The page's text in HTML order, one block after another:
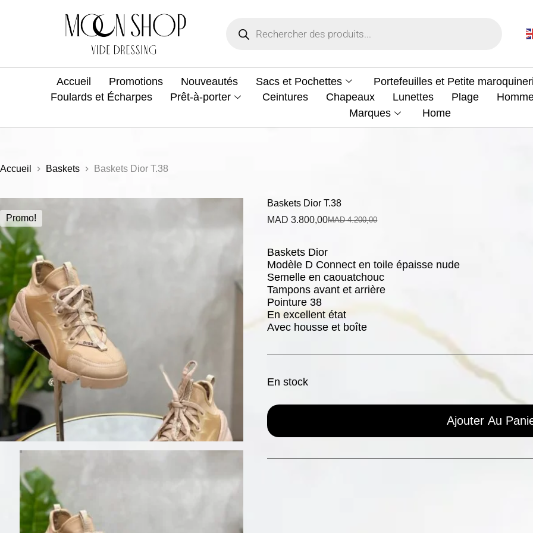
Accueil Promotions Nouveautés Sacs et Pochettes
Portefeuilles et Petite
Foulards et Écharpes
Prêt-à-porter Ceintures Chapeaux Lunettes Plage
Marques
Home
Accueil Baskets Baskets Dior T.38
Promo!
Baskets Dior T.38
MAD4.200,00
MAD 3.800,00
Baskets Dior
Modèle D Connect en toile épaisse nude
Semelle en caouatchouc
Tampons avant et arrière
Pointure 38
En excellent état
Avec housse et boîte
En stock
Ajouter Au